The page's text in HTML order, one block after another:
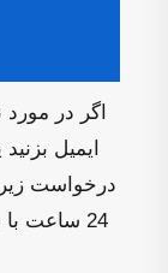
اگر در
درخواست
24 ساعت